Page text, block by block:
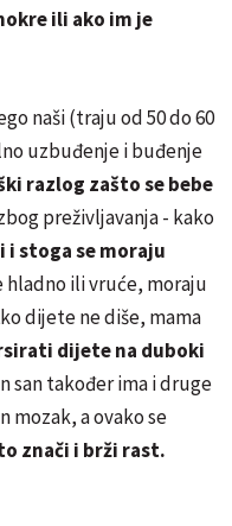
ili ako im je
naši (traju od 50 do 60
uzbuđenje i buđenje
razlog zašto se bebe
preživljavanja - kako
stoga se moraju
ili vruće, moraju
dijete ne diše, mama
dijete na duboki
san također ima i druge
mozak, a ovako se
znači i brži rast.